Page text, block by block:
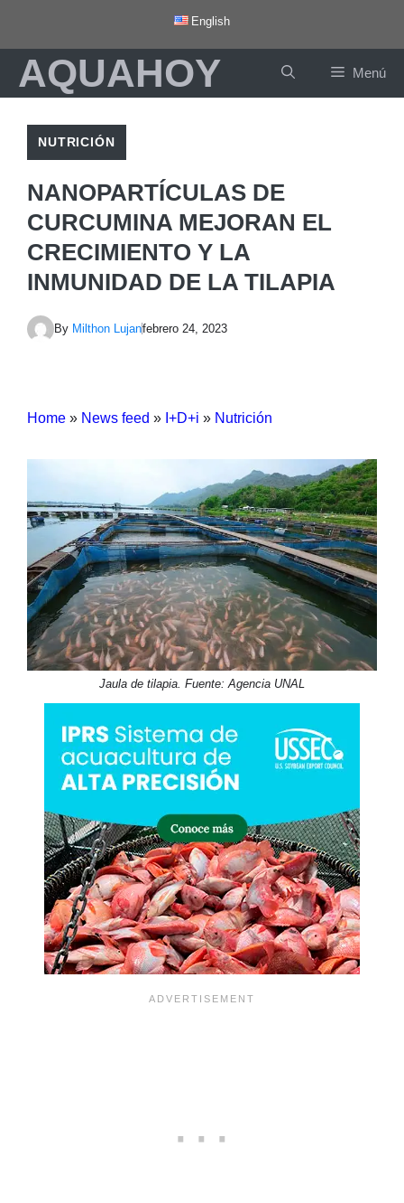
contenido
English
AQUAHOY Menú
NUTRICIÓN
NANOPARTÍCULAS DE
CURCUMINA MEJORAN EL
CRECIMIENTO Y LA
INMUNIDAD DE LA TILAPIA
By Milthon Lujanfebrero 24, 2023
Home » News feed » I+D+i » Nutrición
Jaula de tilapia. Fuente: Agencia UNAL